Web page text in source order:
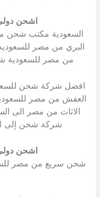
اشحن
السعودية مكتب شحن
البري من مصر
من مصر للسعودية
افضل شركة شحن
العفش من مصر
الاثاث من مصر الى
شركة شحن إلى
اشحن
شحن سريع من مصر